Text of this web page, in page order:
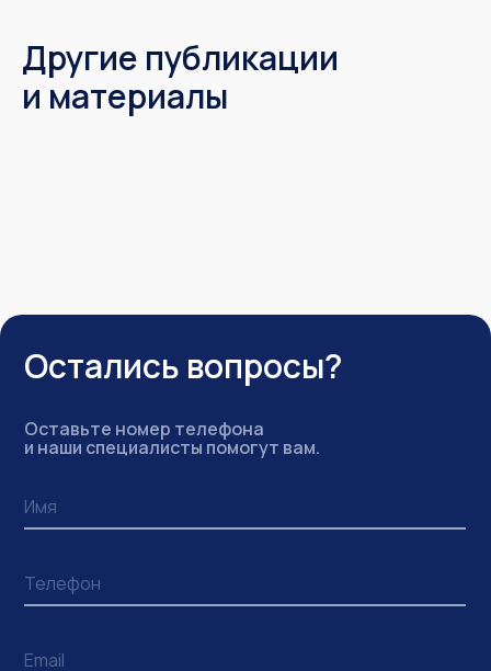
Другие публикации
и материалы
Остались вопросы?
Оставьте номер телефона
и наши специалисты помогут вам.